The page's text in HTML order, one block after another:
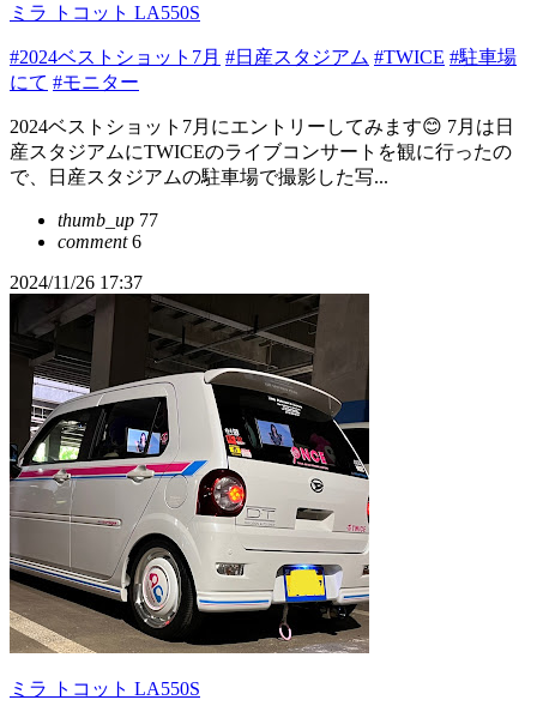
ミラ トコット LA550S
#2024ベストショット7月 #日産スタジアム #TWICE #駐車場
にて #モニター
2024ベストショット7月にエントリーしてみます😊 7月は日
産スタジアムにTWICEのライブコンサートを観に行ったの
で、日産スタジアムの駐車場で撮影した写...
thumb_up 77
comment6
2024/11/26 17:37
ミラ トコット LA550S